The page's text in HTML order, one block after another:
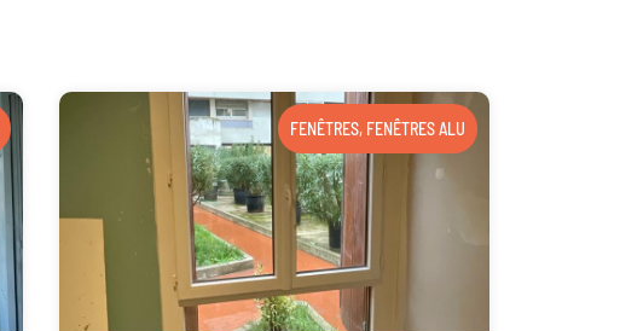
FENÊTRES, FENÊTRES ALU